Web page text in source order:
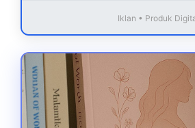
Iklan • Produk